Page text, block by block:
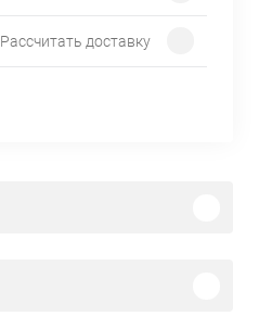
Рассчитать доставку